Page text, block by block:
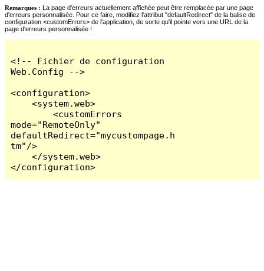
Remarques : La page d'erreurs actuellement affichée peut être remplacée par une page
d'erreurs personnalisée. Pour ce faire, modifiez l'attribut "defaultRedirect" de la balise de
configuration <customErrors> de l'application, de sorte qu'il pointe vers une URL de la
page d'erreurs personnalisée !
<!-- Fichier de configuration
Web.Config -->
<configuration>
    <system.web>
        <customErrors
mode="RemoteOnly"
defaultRedirect="mycustompage.h
tm"/>
    </system.web>
</configuration>